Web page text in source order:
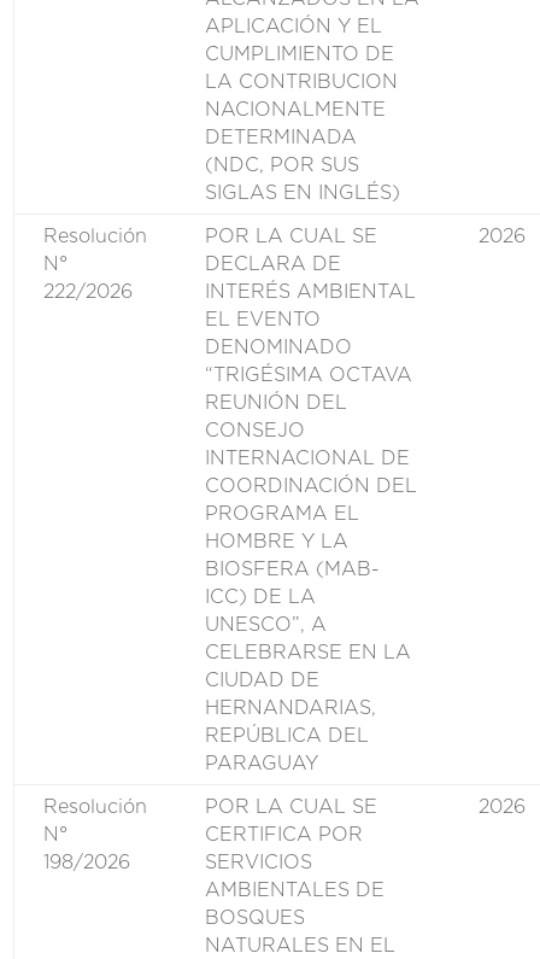
APLICACIÓN Y EL
CUMPLIMIENTO DE
LA CONTRIBUCION
NACIONALMENTE
DETERMINADA
(NDC, POR SUS
SIGLAS EN INGLÉS)
Resolución
N°
222/2026
POR LA CUAL SE
DECLARA DE
INTERÉS AMBIENTAL
EL EVENTO
DENOMINADO
“TRIGÉSIMA OCTAVA
REUNIÓN DEL
CONSEJO
INTERNACIONAL DE
COORDINACIÓN DEL
PROGRAMA EL
HOMBRE Y LA
BIOSFERA (MAB-
ICC) DE LA
UNESCO”, A
CELEBRARSE EN LA
CIUDAD DE
HERNANDARIAS,
REPÚBLICA DEL
PARAGUAY
2026
Resolución
N°
198/2026
POR LA CUAL SE
CERTIFICA POR
SERVICIOS
AMBIENTALES DE
BOSQUES
NATURALES EN EL
2026